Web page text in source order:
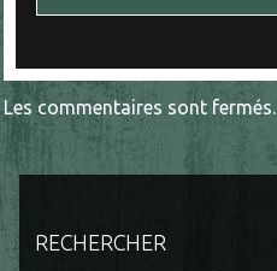
Les commentaires sont fermés.
RECHERCHER